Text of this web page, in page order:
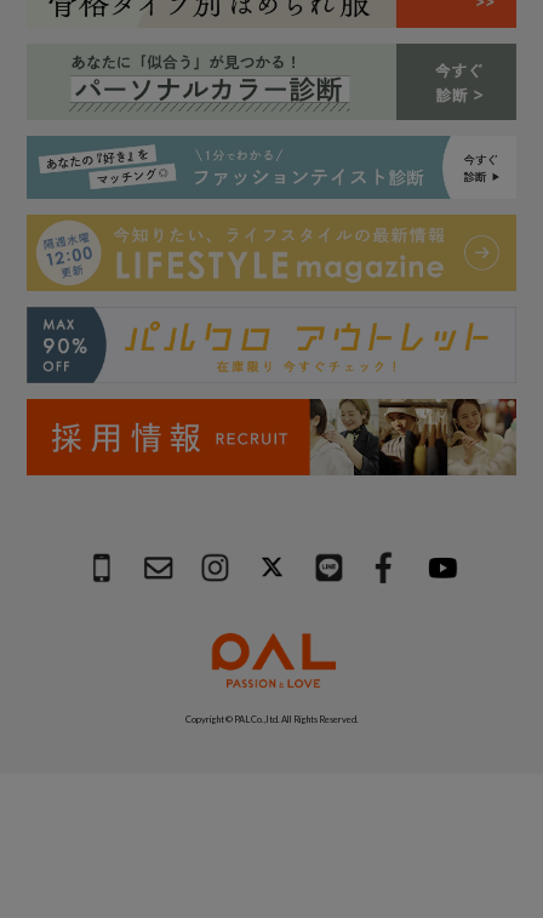
Copyright © PAL Co.,ltd. All Rights Reserved.